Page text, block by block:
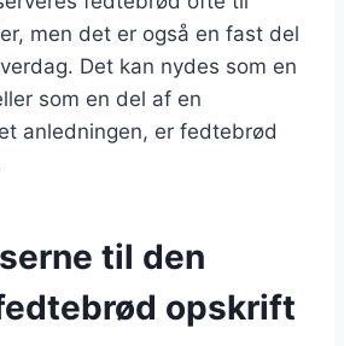
men det er også en fast del
Det kan nydes som en
som en del af en
anledningen, er fedtebrød
til den
opskrift